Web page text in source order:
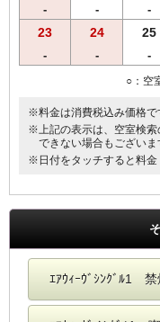
- - -
23
-
24
-
25
-
○：空
※料金は消費税込み価格で
※上記の表示は、空室検索
できない場合もございま
※日付をタッチすると料金
ｴｱｳｨｰｳﾞｼﾝｸﾞﾙ1